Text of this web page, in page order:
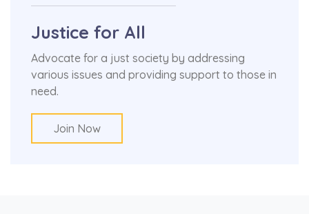
Justice for All
Advocate for a just society by addressing
various issues and providing support to those in
need.
Join Now